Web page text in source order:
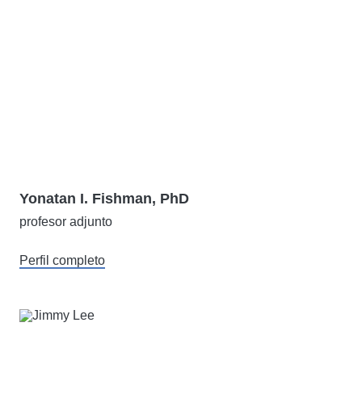
Yonatan I. Fishman, PhD
profesor adjunto
Perfil completo